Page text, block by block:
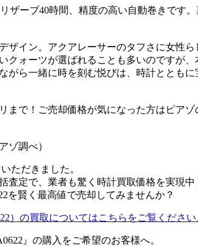
ザーブ40時間、精度の高い自動巻きです
ザイン。アクアレーサーのタフさに女性
クォーツが選ばれることも多いのですが
がら一緒に時を刻む悦びは、時計ととも
で！ご売却価格が気になった方はピア
ゾ調べ）
ただきました。
定で、業者も驚く時計買取価格を実現中
を賢く最高値で売却してみませんか？
）の買取についてはこちらをご覧ください
』の購入をご希望のお客様へ。